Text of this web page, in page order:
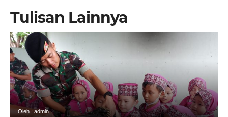
Tulisan Lainnya
Oleh : admin